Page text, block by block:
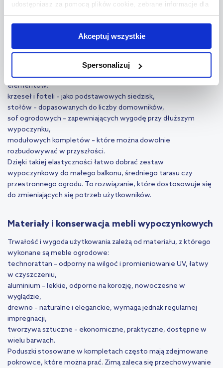
udostępniasz za pomocą plików cookie, zebrane informacje dla
użytkowników zewnętrznych, a także nasi partnerzy reklamowi.
jednak, że zablokowane niektóre pliki cookie mogą mieć wpływ
na sposób dostarczania treści niedostosowanych do potrzeb
Aby uzyskać więcej informacji na temat plików plików cookie,
kliknij „Ustawienia plików cookie”.
Jeśli chcesz uzyskać więcej
informacji na temat plików cookie i tego, dlaczego ich przepisy,
przejdź do zakładek „Informacje o plikach cookie”.
Akceptuj wszystkie
Spersonalizuj
uzyskując spójny efekt wizualny.
Funkcjonalność i elastyczność – samodzielne
komponowanie zestawu wypoczynkowego
Każda przestrzeń wymaga innego podejścia. Zestawy
wypoczynkowe na taras można składać z pojedynczych
elementów:
krzeseł i foteli – jako podstawowych siedzisk,
stołów – dopasowanych do liczby domowników,
sof ogrodowych – zapewniających wygodę przy dłuższym
wypoczynku,
modułowych kompletów – które można dowolnie
rozbudowywać w przyszłości.
Dzięki takiej elastyczności łatwo dobrać zestaw
wypoczynkowy do małego balkonu, średniego tarasu czy
przestronnego ogrodu. To rozwiązanie, które dostosowuje się
do zmieniających się potrzeb użytkowników.
Materiały i konserwacja mebli wypoczynkowych
Trwałość i wygoda użytkowania zależą od materiału, z którego
wykonane są meble ogrodowe:
technorattan – odporny na wilgoć i promieniowanie UV, łatwy
w czyszczeniu,
aluminium – lekkie, odporne na korozję, nowoczesne w
wyglądzie,
drewno – naturalne i eleganckie, wymaga jednak regularnej
impregnacji,
tworzywa sztuczne – ekonomiczne, praktyczne, dostępne w
wielu barwach.
Poduszki stosowane w kompletach często mają zdejmowane
pokrowce, które można prać. Zimą zaleca się przechowywanie